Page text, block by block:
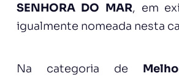
SENHORA DO MAR, em
igualmente nomeada nesta
Na categoria de